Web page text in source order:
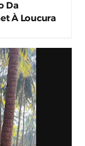
Da
À Loucura